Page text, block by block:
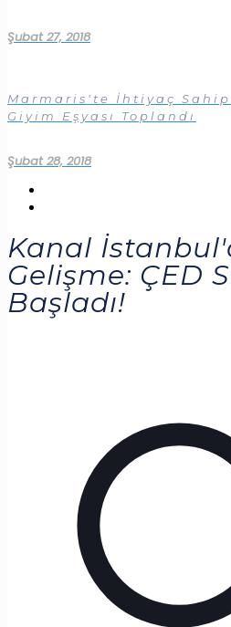
Şubat 27, 2018
Marmaris'te İhtiyaç
Giyim Eşyası Toplandı
Şubat 28, 2018
Kanal
Gelişme: ÇED
Başladı!